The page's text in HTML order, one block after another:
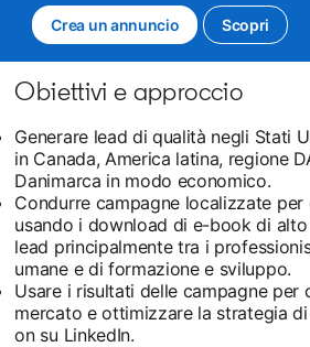
Crea un annuncioopens in a new tab
Scopri
Obiettivi e approccio
Generare lead di qualità negli Stati
in Canada, America latina, regione
Danimarca in modo economico.
Condurre campagne localizzate per
usando i download di e-book di
lead principalmente tra i
umane e di formazione e sviluppo.
Usare i risultati delle campagne per
mercato e ottimizzare la strategia
on su LinkedIn.